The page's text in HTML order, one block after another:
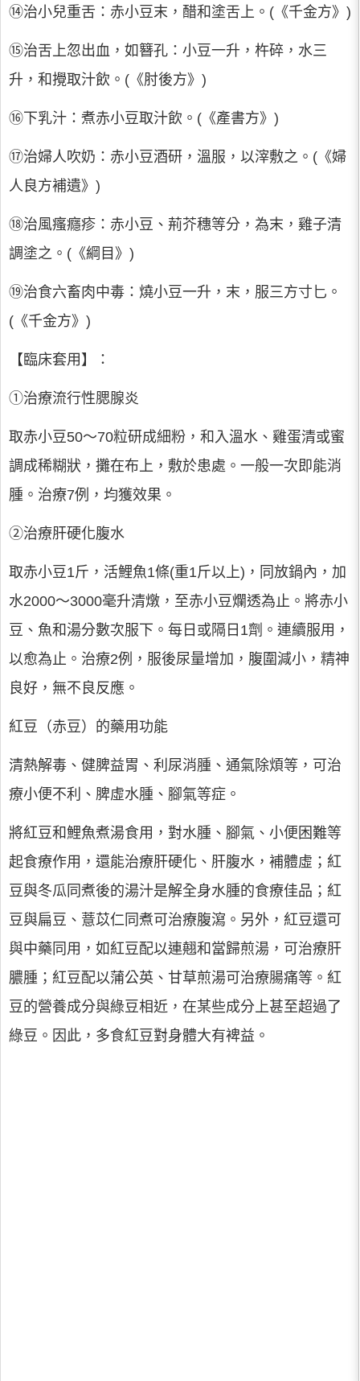
⑭治小兒重舌：赤小豆末，醋和塗舌上。(《千金方》)
⑮治舌上忽出血，如簪孔：小豆一升，杵碎，水三
升，和攪取汁飲。(《肘後方》)
⑯下乳汁：煮赤小豆取汁飲。(《產書方》)
⑰治婦人吹奶：赤小豆酒研，溫服，以滓敷之。(《婦
人良方補遺》)
⑱治風瘙癮疹：赤小豆、荊芥穗等分，為末，雞子清
調塗之。(《綱目》)
⑲治食六畜肉中毒：燒小豆一升，末，服三方寸匕。
(《千金方》)
【臨床套用】：
①治療流行性腮腺炎
取赤小豆50～70粒研成細粉，和入溫水、雞蛋清或蜜
調成稀糊狀，攤在布上，敷於患處。一般一次即能消
腫。治療7例，均獲效果。
②治療肝硬化腹水
取赤小豆1斤，活鯉魚1條(重1斤以上)，同放鍋內，加
水2000～3000毫升清燉，至赤小豆爛透為止。將赤小
豆、魚和湯分數次服下。每日或隔日1劑。連續服用，
以愈為止。治療2例，服後尿量增加，腹圍減小，精神
良好，無不良反應。
紅豆（赤豆）的藥用功能
清熱解毒、健脾益胃、利尿消腫、通氣除煩等，可治
療小便不利、脾虛水腫、腳氣等症。
將紅豆和鯉魚煮湯食用，對水腫、腳氣、小便困難等
起食療作用，還能治療肝硬化、肝腹水，補體虛；紅
豆與冬瓜同煮後的湯汁是解全身水腫的食療佳品；紅
豆與扁豆、薏苡仁同煮可治療腹瀉。另外，紅豆還可
與中藥同用，如紅豆配以連翹和當歸煎湯，可治療肝
膿腫；紅豆配以蒲公英、甘草煎湯可治療腸痛等。紅
豆的營養成分與綠豆相近，在某些成分上甚至超過了
綠豆。因此，多食紅豆對身體大有裨益。